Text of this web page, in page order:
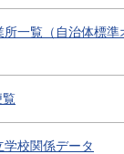
一覧（自治体標準
覧
校関係データ